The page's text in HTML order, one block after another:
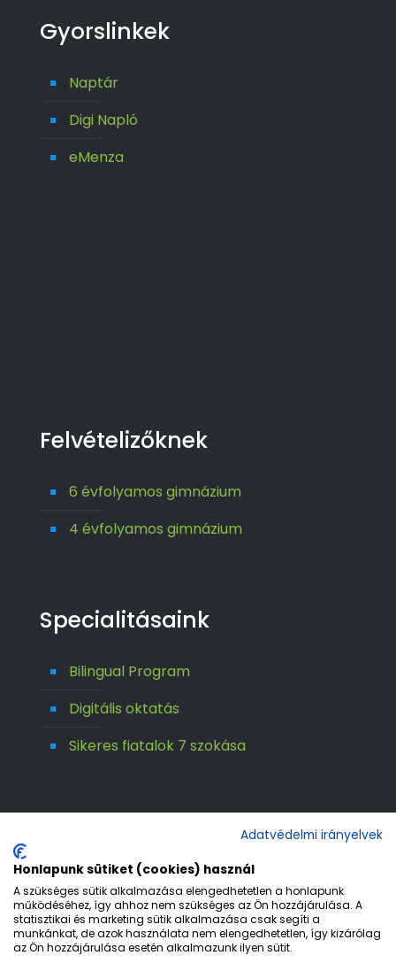
Gyorslinkek
Naptár
Digi Napló
eMenza
Felvételizőknek
6 évfolyamos gimnázium
4 évfolyamos gimnázium
Specialitásaink
Bilingual Program
Digitális oktatás
Sikeres fiatalok 7 szokása
© 1992-2026 Európa 2000 Gimnázium. All
Rights Reserved.
Adatvédelmi irányelvek
Honlapunk sütiket (cookies) használ
A szükséges sütik alkalmazása elengedhetetlen a honlapunk
működéséhez, így ahhoz nem szükséges az Ön hozzájárulása. A
statisztikai és marketing sütik alkalmazása csak segíti a
munkánkat, de azok használata nem elengedhetetlen, így kizárólag
az Ön hozzájárulása esetén alkalmazunk ilyen sütit.